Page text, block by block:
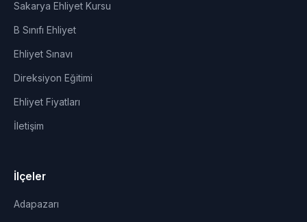
Sakarya Ehliyet Kursu
B Sınıfı Ehliyet
Ehliyet Sınavı
Direksiyon Eğitimi
Ehliyet Fiyatları
İletişim
İlçeler
Adapazarı